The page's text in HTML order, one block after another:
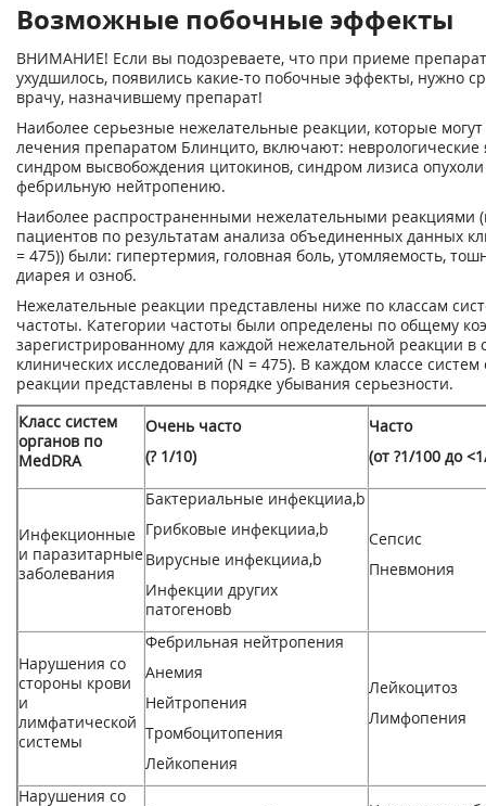
Возможные побочные эффекты
ВНИМАНИЕ! Если вы подозреваете, что при приеме
ухудшилось, появились какие-то побочные эффекты, нужно
врачу, назначившему препарат!
Наиболее серьезные нежелательные реакции, которые
лечения препаратом Блинцито, включают:
синдром высвобождения цитокинов, синдром лизиса
фебрильную нейтропению.
Наиболее распространенными нежелательными реакциями
пациентов по результатам анализа объединенных данных
= 475)) были: гипертермия, головная боль, утомляемость,
диарея и озноб.
Нежелательные реакции представлены ниже по классам
частоты. Категории частоты были определены по общему
зарегистрированному для каждой нежелательной реакции
клинических исследований (N = 475). В каждом классе
реакции представлены в порядке убывания серьезности.
Класс систем
органов по
MedDRA
Очень часто
(? 1/10)
Часто
(от ?1/100 до
Инфекционные
и паразитарные
заболевания
Бактериальные инфекцииa,b
Грибковые инфекцииa,b
Вирусные инфекцииa,b
Инфекции других
патогеновb
Сепсис
Пневмония
Нарушения со
стороны крови
и
лимфатической
системы
Фебрильная нейтропения
Анемия
Нейтропения
Тромбоцитопения
Лейкопения
Лейкоцитоз
Лимфопения
Нарушения со